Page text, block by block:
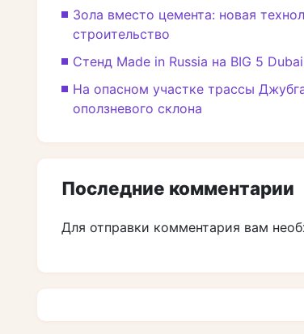
Зола вместо цемента: новая
строительство
Стенд Made in Russia на BIG 5
На опасном участке трассы
оползневого склона
Последние комментарии
Для отправки комментария вам